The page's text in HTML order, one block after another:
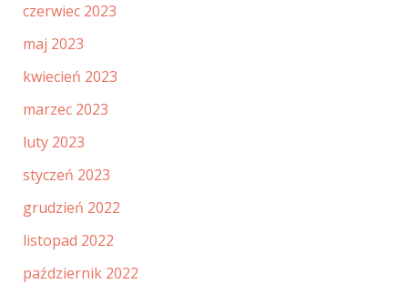
czerwiec 2023
maj 2023
kwiecień 2023
marzec 2023
luty 2023
styczeń 2023
grudzień 2022
listopad 2022
październik 2022